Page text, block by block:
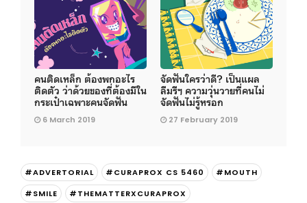
คนติดเหล็ก ต้องพกอะไร
ติดตัว ว่าด้วยของที่ต้องมีใน
กระเป๋าเฉพาะคนจัดฟัน
6 March 2019
จัดฟันใครว่าดี? เป็นแผล
ลืมรีฯ ความวุ่นวายที่คนไม่
จัดฟันไม่รู้หรอก
27 February 2019
#ADVERTORIAL #CURAPROX CS 5460
#MOUTH
#SMILE
#THEMATTERXCURAPROX